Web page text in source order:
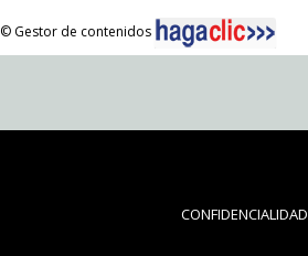
© Gestor de contenidos
CONFIDENCIALIDAD